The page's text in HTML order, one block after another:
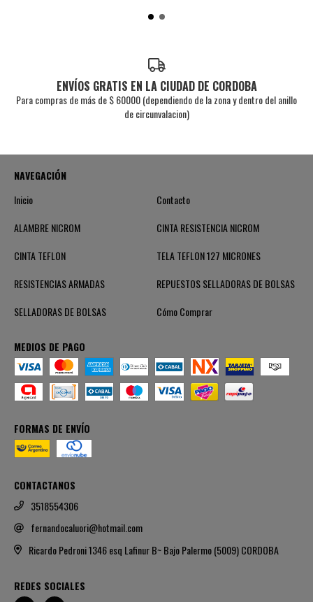
ENVÍOS GRATIS EN LA CIUDAD DE CORDOBA
Para compras de más de $ 60000 (dependiendo de la zona y dentro del anillo
de circunvalacion)
NAVEGACIÓN
Inicio
Contacto
ALAMBRE NICROM
CINTA RESISTENCIA NICROM
CINTA TEFLON
TELA TEFLON 127 MICRONES
RESISTENCIAS ARMADAS
REPUESTOS SELLADORAS DE BOLSAS
SELLADORAS DE BOLSAS
Cómo Comprar
MEDIOS DE PAGO
FORMAS DE ENVÍO
CONTACTANOS
3518554306
fernandocaluori@hotmail.com
Ricardo Pedroni 1346 esq Lafinur B~ Bajo Palermo (5009) CORDOBA
REDES SOCIALES